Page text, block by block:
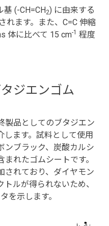
基 (-CH=CH2) に由来する
れます。また、C=C 伸縮
体に比べて 15 cm-1 程度
ジエンゴム
製品としてのブタジエン
します。試料として使用
ンブラック、炭酸カルシ
れたゴムシートです。
されており、ダイヤモン
ルが得られないため、
を示します。